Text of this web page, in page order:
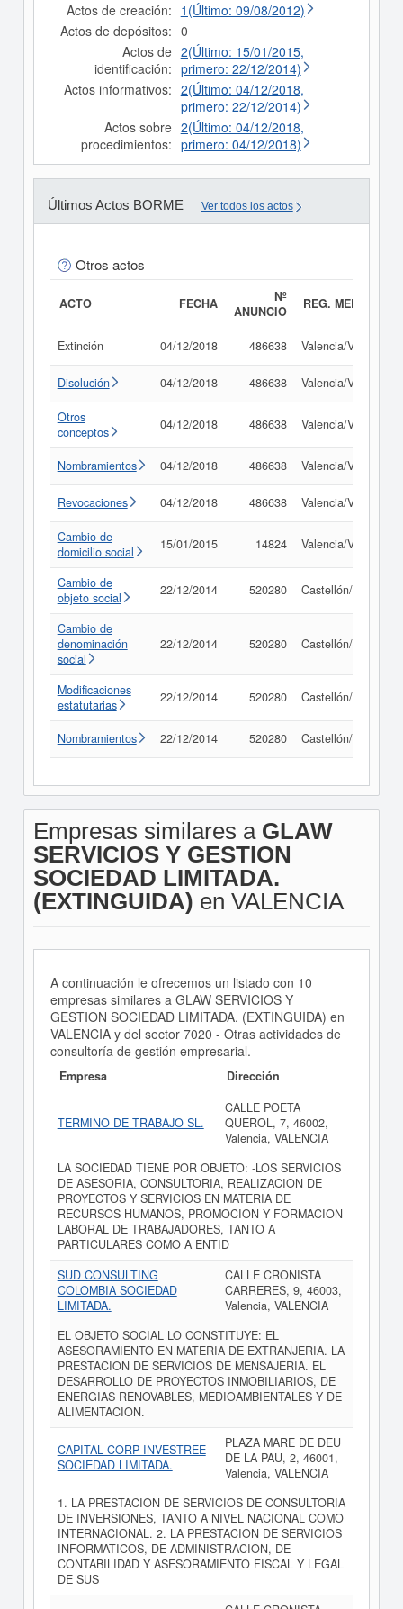
Actos de creación: 1(Último: 09/08/2012)
Actos de depósitos: 0
Actos de
identificación:
2(Último: 15/01/2015,
primero: 22/12/2014)
Actos informativos: 2(Último: 04/12/2018,
primero: 22/12/2014)
Actos sobre
procedimientos:
2(Último: 04/12/2018,
primero: 04/12/2018)
Últimos Actos BORME Ver todos los actos
Otros actos
ACTO FECHA
Nº
ANUNCIO
REG. MERC.
Extinción 04/12/2018 486638 Valencia/València
Disolución 04/12/2018 486638 Valencia/València
Otros
conceptos
04/12/2018 486638 Valencia/València
Nombramientos 04/12/2018 486638 Valencia/València
Revocaciones 04/12/2018 486638 Valencia/València
Cambio de
domicilio social
15/01/2015 14824 Valencia/València
Cambio de
objeto social
22/12/2014 520280 Castellón/Castelló
Cambio de
denominación
social
22/12/2014 520280 Castellón/Castelló
Modificaciones
estatutarias
22/12/2014 520280 Castellón/Castelló
Nombramientos 22/12/2014 520280 Castellón/Castelló
Empresas similares a GLAW
SERVICIOS Y GESTION
SOCIEDAD LIMITADA.
(EXTINGUIDA) en VALENCIA
A continuación le ofrecemos un listado con 10
empresas similares a GLAW SERVICIOS Y
GESTION SOCIEDAD LIMITADA. (EXTINGUIDA) en
VALENCIA y del sector 7020 - Otras actividades de
consultoría de gestión empresarial.
Empresa Dirección
TERMINO DE TRABAJO SL.
CALLE POETA
QUEROL, 7, 46002,
Valencia, VALENCIA
LA SOCIEDAD TIENE POR OBJETO: -LOS SERVICIOS
DE ASESORIA, CONSULTORIA, REALIZACION DE
PROYECTOS Y SERVICIOS EN MATERIA DE
RECURSOS HUMANOS, PROMOCION Y FORMACION
LABORAL DE TRABAJADORES, TANTO A
PARTICULARES COMO A ENTID
SUD CONSULTING
COLOMBIA SOCIEDAD
LIMITADA.
CALLE CRONISTA
CARRERES, 9, 46003,
Valencia, VALENCIA
EL OBJETO SOCIAL LO CONSTITUYE: EL
ASESORAMIENTO EN MATERIA DE EXTRANJERIA. LA
PRESTACION DE SERVICIOS DE MENSAJERIA. EL
DESARROLLO DE PROYECTOS INMOBILIARIOS, DE
ENERGIAS RENOVABLES, MEDIOAMBIENTALES Y DE
ALIMENTACION.
CAPITAL CORP INVESTREE
SOCIEDAD LIMITADA.
PLAZA MARE DE DEU
DE LA PAU, 2, 46001,
Valencia, VALENCIA
1. LA PRESTACION DE SERVICIOS DE CONSULTORIA
DE INVERSIONES, TANTO A NIVEL NACIONAL COMO
INTERNACIONAL. 2. LA PRESTACION DE SERVICIOS
INFORMATICOS, DE ADMINISTRACION, DE
CONTABILIDAD Y ASESORAMIENTO FISCAL Y LEGAL
DE SUS